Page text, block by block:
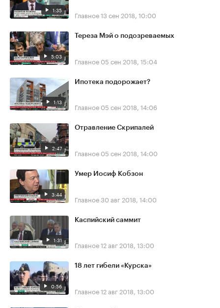
1:35 Главное13 сен 2018, 10:00
5:03
Тереза Мэй о подозреваемых
Главное 05 сен 2018, 15:04
1:13
Ипотека подорожает?
Главное 05 сен 2018, 14:06
2:47
Отравление Скрипалей
Главное 05 сен 2018, 14:00
3:44
Умер Иосиф Кобзон
Главное30 авг 2018, 14:00
1:31
Каспийский саммит
Главное12 авг 2018, 13:00
0:56
18 лет гибели «Курска»
Главное12 авг 2018, 13:00